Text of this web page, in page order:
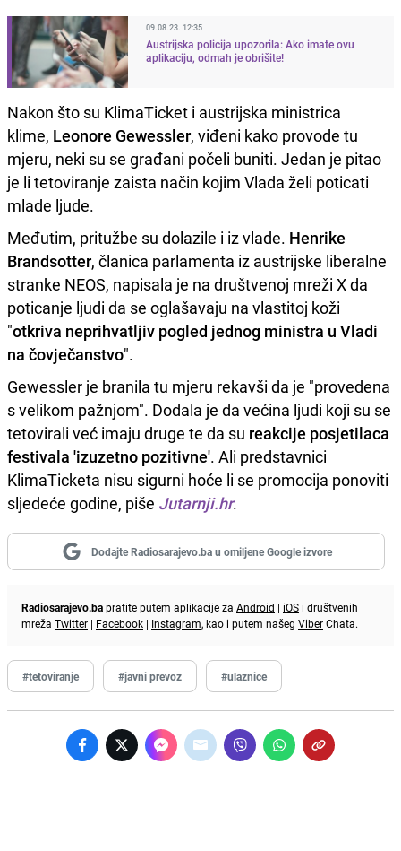
09.08.23. 12:35
Austrijska policija upozorila: Ako imate ovu
aplikaciju, odmah je obrišite!
Nakon što su KlimaTicket i austrijska ministrica
klime, Leonore Gewessler, viđeni kako provode tu
mjeru, neki su se građani počeli buniti. Jedan je pitao
je li tetoviranje zaista način kojim Vlada želi poticati
mlade ljude.
Međutim, pritužbe su dolazile i iz vlade. Henrike
Brandsotter, članica parlamenta iz austrijske liberalne
stranke NEOS, napisala je na društvenoj mreži X da
poticanje ljudi da se oglašavaju na vlastitoj koži
"otkriva neprihvatljiv pogled jednog ministra u Vladi
na čovječanstvo".
Gewessler je branila tu mjeru rekavši da je "provedena
s velikom pažnjom". Dodala je da većina ljudi koji su se
tetovirali već imaju druge te da su reakcije posjetilaca
festivala 'izuzetno pozitivne'. Ali predstavnici
KlimaTicketa nisu sigurni hoće li se promocija ponoviti
sljedeće godine, piše Jutarnji.hr.
Dodajte Radiosarajevo.ba u omiljene Google izvore
Radiosarajevo.bapratite putem aplikacije za Android | iOS i društvenih
mreža Twitter | Facebook | Instagram, kao i putem našeg ViberChata.
#tetoviranje #javni prevoz #ulaznice